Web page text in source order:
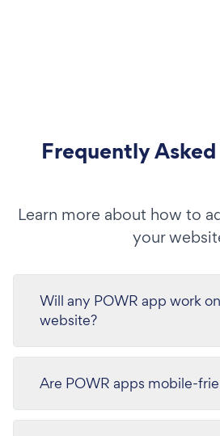
Frequently
Learn more about how to
your
Will any POWR app work
website?
Are POWR apps mobile-